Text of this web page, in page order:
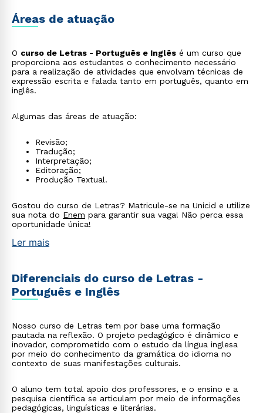
Áreas de atuação
O curso de Letras - Português e Inglês é um curso que
proporciona aos estudantes o conhecimento necessário
para a realização de atividades que envolvam técnicas de
expressão escrita e falada tanto em português, quanto em
inglês.
Algumas das áreas de atuação:
Revisão;
Tradução;
Interpretação;
Editoração;
Produção Textual.
Gostou do curso de Letras? Matricule-se na Unicid e utilize
sua nota do Enem para garantir sua vaga! Não perca essa
oportunidade única!
Ler mais
Diferenciais do curso de Letras -
Português e Inglês
Nosso curso de Letras tem por base uma formação
pautada na reflexão. O projeto pedagógico é dinâmico e
inovador, comprometido com o estudo da língua inglesa
por meio do conhecimento da gramática do idioma no
contexto de suas manifestações culturais.
O aluno tem total apoio dos professores, e o ensino e a
pesquisa científica se articulam por meio de informações
pedagógicas, linguísticas e literárias.